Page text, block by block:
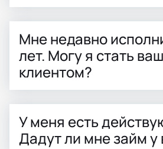
Мне недавно
лет. Могу я стать
клиентом?
У меня есть
Дадут ли мне займ у